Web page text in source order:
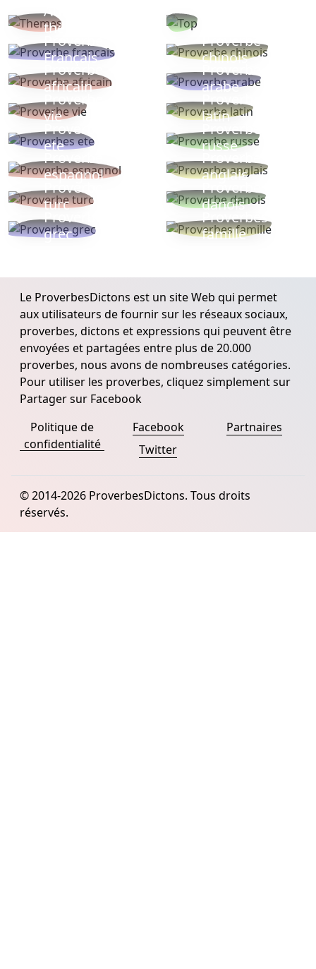
Autres
thèmes
Proverbe
Français
Proverbe
chinois
Proverbe
africain
Proverbe
arabe
Proverbe
vie
Proverbe
latin
Proverbes
ete
Proverbe
russe
Proverbe
espagnol
Proverbe
anglais
Proverbe
turc
Proverbe
danois
Proverbe
grec
Proverbes
famille
Le ProverbesDictons est un site Web qui permet
aux utilisateurs de fournir sur les réseaux sociaux,
proverbes, dictons et expressions qui peuvent être
envoyées et partagées entre plus de 20.000
proverbes, nous avons de nombreuses catégories.
Pour utiliser les proverbes, cliquez simplement sur
Partager sur Facebook
Politique de
confidentialité
Facebook
Twitter
Partnaires
© 2014-2026 ProverbesDictons. Tous droits
réservés.